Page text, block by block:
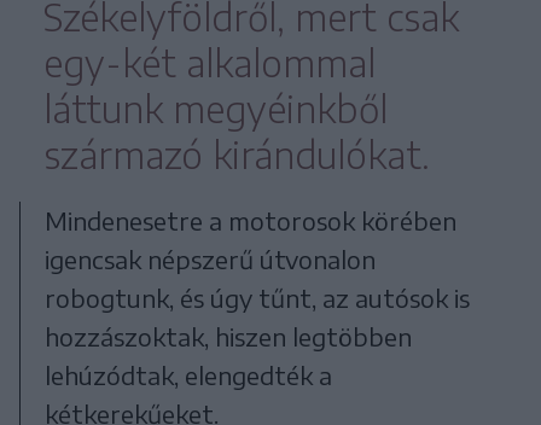
Székelyföldről, mert csak
egy-két alkalommal
láttunk megyéinkből
származó kirándulókat.
Mindenesetre a motorosok körében
igencsak népszerű útvonalon
robogtunk, és úgy tűnt, az autósok is
hozzászoktak, hiszen legtöbben
lehúzódtak, elengedték a
kétkerekűeket.